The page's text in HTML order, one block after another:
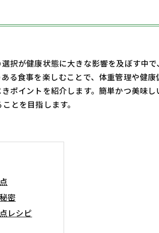
択が健康状態に大きな影響を及ぼす中
る食事を楽しむことで、体重管理や健
ポイントを紹介します。簡単かつ美味
とを目指します。
密
レシピ